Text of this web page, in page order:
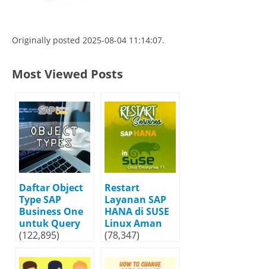
Originally posted 2025-08-04 11:14:07.
Most Viewed Posts
Daftar Object
Type SAP
Business One
untuk Query
(122,895)
Restart
Layanan SAP
HANA di SUSE
Linux Aman
(78,347)